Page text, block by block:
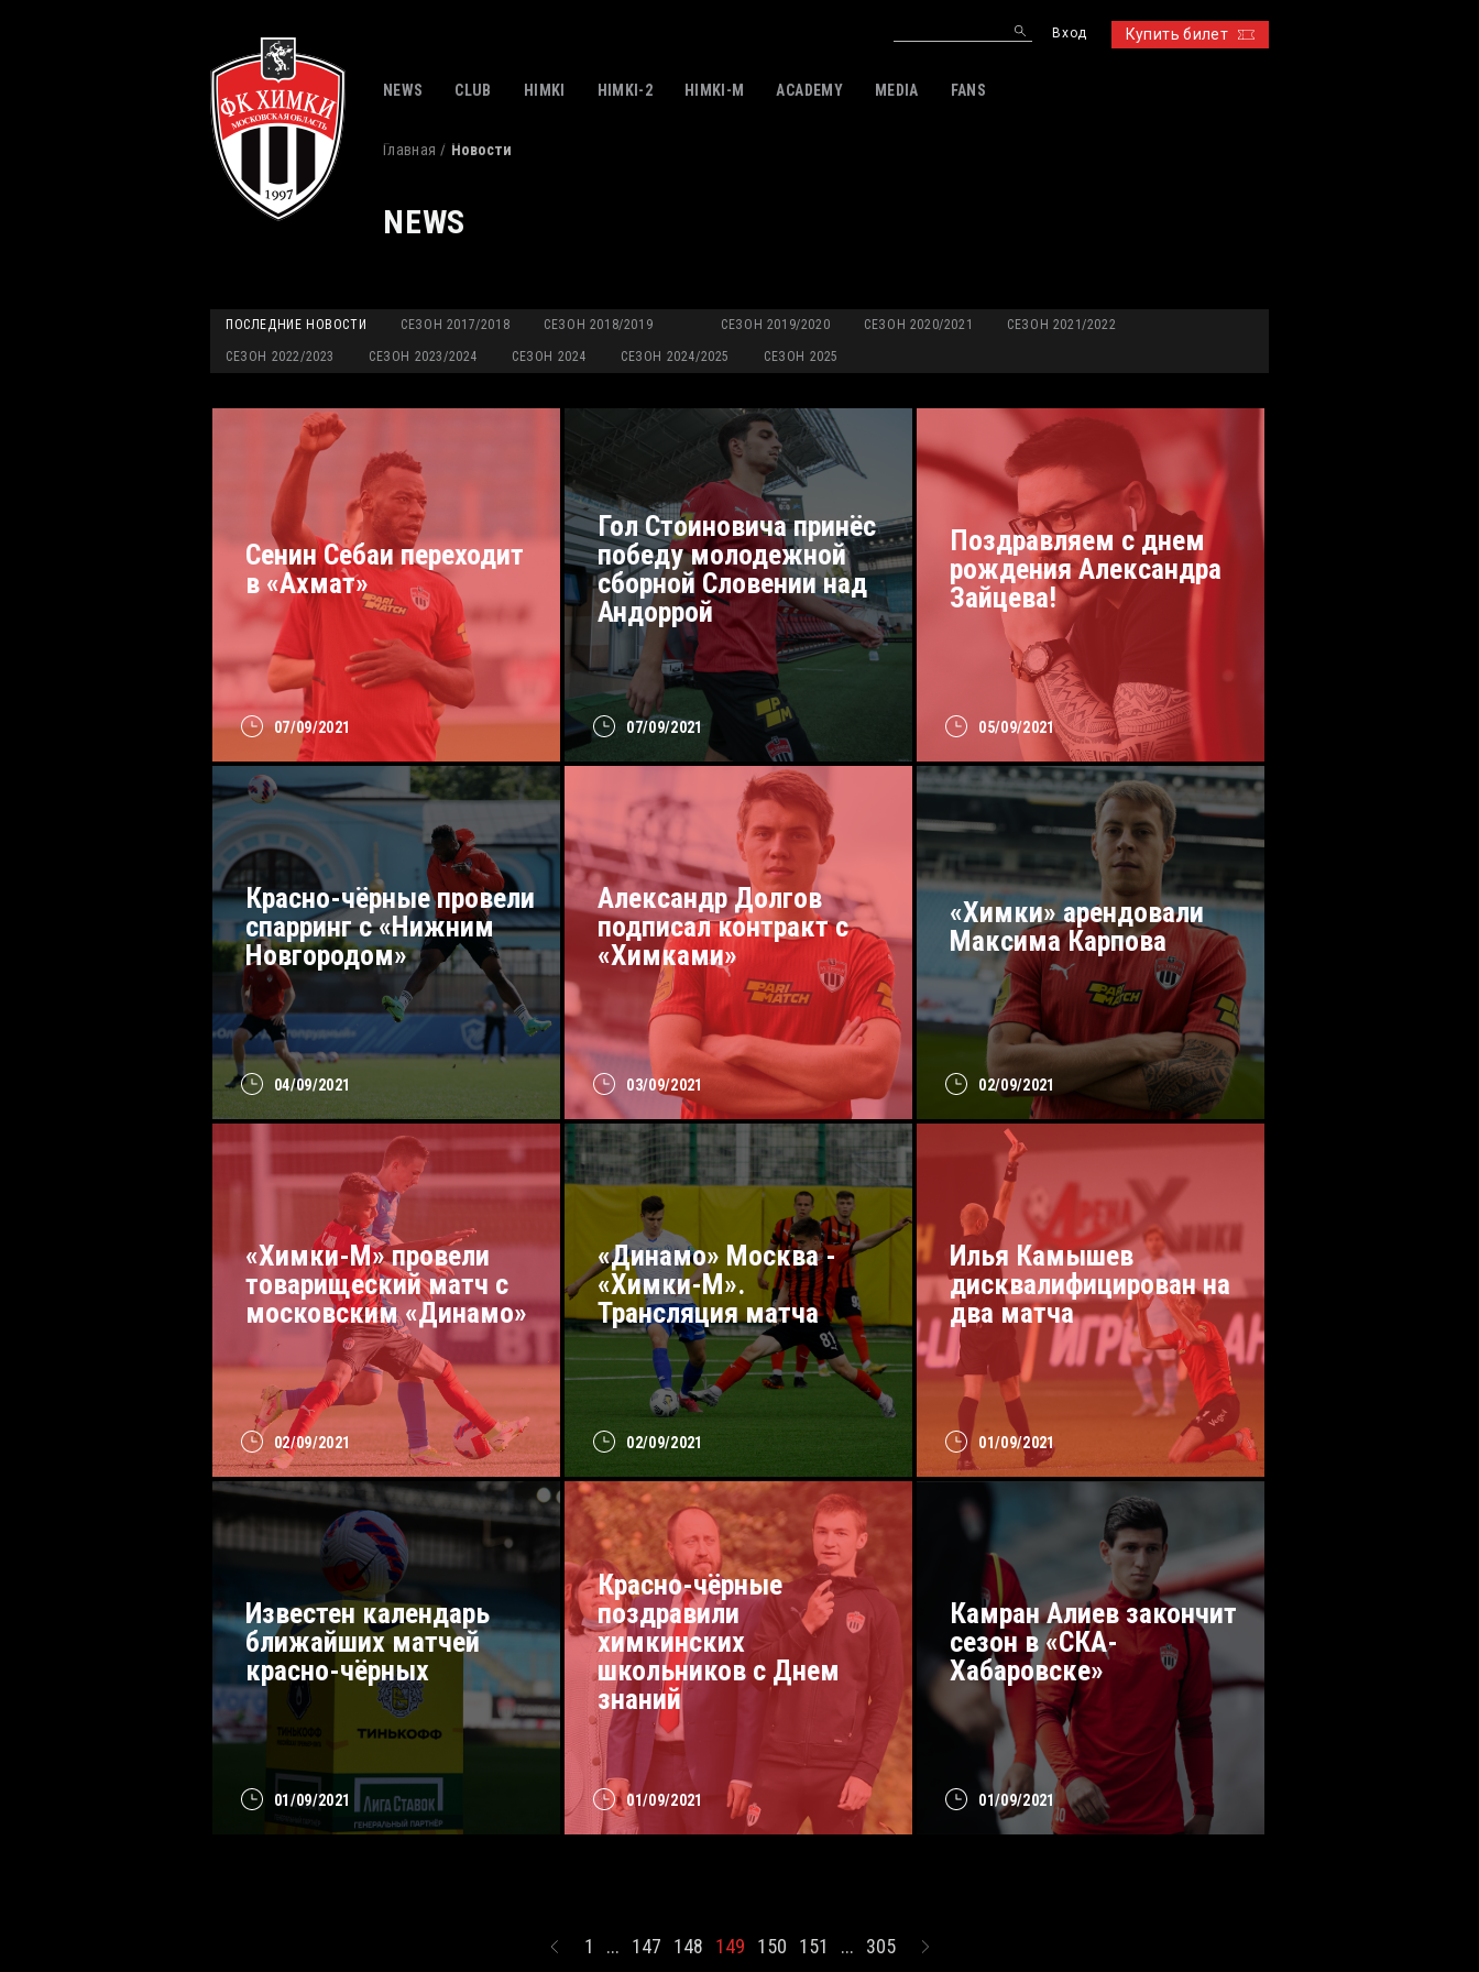
Купить билет
Вход
NEWS CLUB HIMKI HIMKI-2 HIMKI-M ACADEMY MEDIA FANS
Главная Новости
NEWS
ПОСЛЕДНИЕ НОВОСТИ СЕЗОН 2017/2018 СЕЗОН 2018/2019 СЕЗОН 2019/2020 СЕЗОН 2020/2021 СЕЗОН 2021/2022
СЕЗОН 2022/2023 СЕЗОН 2023/2024 СЕЗОН 2024 СЕЗОН 2024/2025 СЕЗОН 2025
07/09/2021
Сенин Себаи переходит
в «Ахмат»
07/09/2021
Гол Стоиновича принёс
победу молодежной
сборной Словении над
Андоррой
05/09/2021
Поздравляем с днем
рождения Александра
Зайцева!
04/09/2021
Красно-чёрные провели
спарринг с «Нижним
Новгородом»
03/09/2021
Александр Долгов
подписал контракт с
«Химками»
02/09/2021
«Химки» арендовали
Максима Карпова
02/09/2021
«Химки-М» провели
товарищеский матч с
московским «Динамо»
02/09/2021
«Динамо» Москва -
«Химки-М».
Трансляция матча
01/09/2021
Илья Камышев
дисквалифицирован на
два матча
01/09/2021
Известен календарь
ближайших матчей
красно-чёрных
01/09/2021
Красно-чёрные
поздравили
химкинских
школьников с Днем
знаний
01/09/2021
Камран Алиев закончит
сезон в «СКА-
Хабаровске»
1 ... 147 148 149 150 151 ... 305